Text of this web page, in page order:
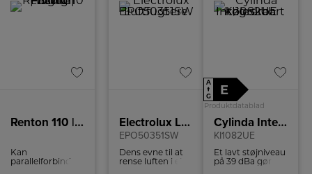
Renton 110 | Batten Light Fitting | White
Kan
parallelforbindes
Electrolux Luftfugtere
EPO50351SW
Dens evne til at
rense luften i et
A
↑
G
E
Produktdatablad
Cylinda Integrerbart køleskab
KI1082UE
Et lavt støjniveau
på 39 dBa gør